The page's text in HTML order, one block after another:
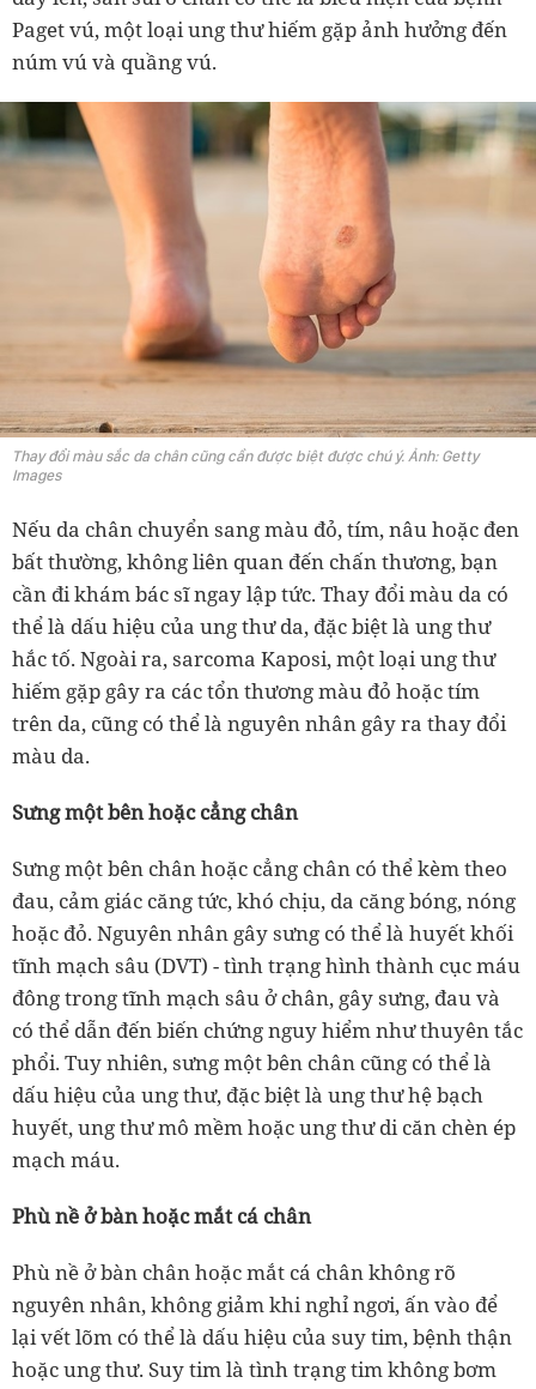
Paget vú, một loại ung thư hiếm gặp ảnh hưởng đến
núm vú và quầng vú.
Thay đổi màu sắc da chân cũng cần được biệt được chú ý. Ảnh: Getty
Images
Nếu da chân chuyển sang màu đỏ, tím, nâu hoặc đen
bất thường, không liên quan đến chấn thương, bạn
cần đi khám bác sĩ ngay lập tức. Thay đổi màu da có
thể là dấu hiệu của ung thư da, đặc biệt là ung thư
hắc tố. Ngoài ra, sarcoma Kaposi, một loại ung thư
hiếm gặp gây ra các tổn thương màu đỏ hoặc tím
trên da, cũng có thể là nguyên nhân gây ra thay đổi
màu da.
Sưng một bên hoặc cẳng chân
Sưng một bên chân hoặc cẳng chân có thể kèm theo
đau, cảm giác căng tức, khó chịu, da căng bóng, nóng
hoặc đỏ. Nguyên nhân gây sưng có thể là huyết khối
tĩnh mạch sâu (DVT) - tình trạng hình thành cục máu
đông trong tĩnh mạch sâu ở chân, gây sưng, đau và
có thể dẫn đến biến chứng nguy hiểm như thuyên tắc
phổi. Tuy nhiên, sưng một bên chân cũng có thể là
dấu hiệu của ung thư, đặc biệt là ung thư hệ bạch
huyết, ung thư mô mềm hoặc ung thư di căn chèn ép
mạch máu.
Phù nề ở bàn hoặc mắt cá chân
Phù nề ở bàn chân hoặc mắt cá chân không rõ
nguyên nhân, không giảm khi nghỉ ngơi, ấn vào để
lại vết lõm có thể là dấu hiệu của suy tim, bệnh thận
hoặc ung thư. Suy tim là tình trạng tim không bơm